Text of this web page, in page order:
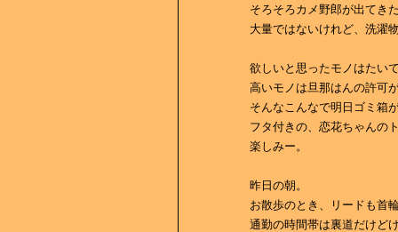
そろそろカメ野郎が出てき
大量ではないけれど、洗濯
欲しいと思ったモノはたい
高いモノは旦那はんの許可
そんなこんなで明日ゴミ箱
フタ付きの、恋花ちゃんの
楽しみー。
昨日の朝。
お散歩のとき、リードも首
通勤の時間帯は裏道だけど